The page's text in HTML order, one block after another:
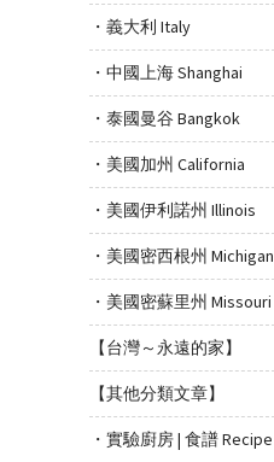
・義大利 Italy
・中國上海 Shanghai
・泰國曼谷 Bangkok
・美國加州 California
・美國伊利諾州 Illinois
・美國密西根州 Michigan
・美國密蘇里州 Missouri
【台灣～永遠的家】
【其他分類文章】
・實驗廚房 | 食譜 Recipe